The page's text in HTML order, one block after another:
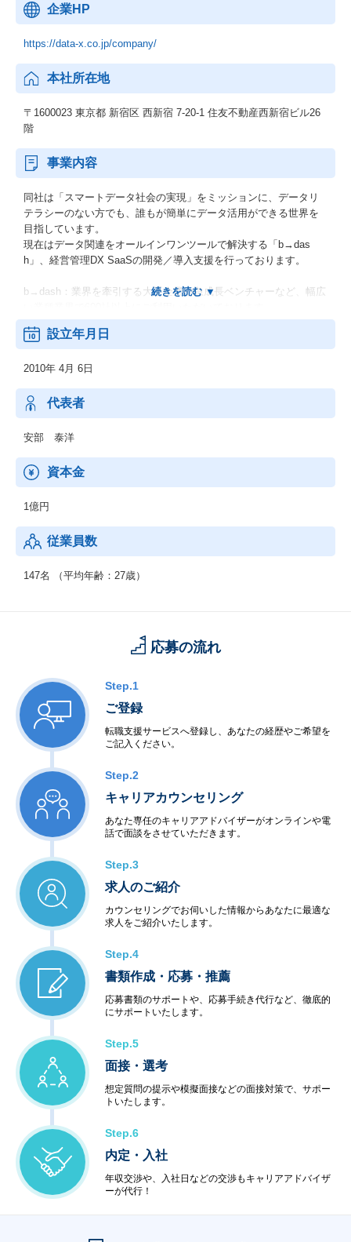
企業HP
https://data-x.co.jp/company/
本社所在地
〒1600023 東京都 新宿区 西新宿 7-20-1 住友不動産西新宿ビル26
階
事業内容
同社は「スマートデータ社会の実現」をミッションに、データリ
テラシーのない方でも、誰もが簡単にデータ活用ができる世界を
目指しています。
現在はデータ関連をオールインワンツールで解決する「b→das
h」、経営管理DX SaaSの開発／導入支援を行っております。
b→dash：業界を牽引する大手企業や急成長ベンチャーなど、幅広
マーケティングに必要な機能を幅広く提供し、お客様のニーズに
合わせて最適な機能をご提供します。
も簡単にデータを扱うことを可能にする唯一無二のプロダクトで
す。
第二プロダクト：2023年11月から有料化が始まった経営管理職向
けクラウドサービスです。
するデータを集約し、スマホ上で閲覧可能にするクラウドサービ
スです。
設立年月日
2010年 4月 6日
代表者
安部 泰洋
資本金
1億円
従業員数
147名 （平均年齢：27歳）
応募の流れ
Step.1
ご登録
転職支援サービスへ登録し、あなたの経歴やご希望を
ご記入ください。
Step.2
キャリアカウンセリング
あなた専任のキャリアアドバイザーがオンラインや電
話で面談をさせていただきます。
Step.3
求人のご紹介
カウンセリングでお伺いした情報からあなたに最適な
求人をご紹介いたします。
Step.4
書類作成・応募・推薦
応募書類のサポートや、応募手続き代行など、徹底的
にサポートいたします。
Step.5
面接・選考
想定質問の提示や模擬面接などの面接対策で、サポー
トいたします。
Step.6
内定・入社
年収交渉や、入社日などの交渉もキャリアアドバイザ
ーが代行！